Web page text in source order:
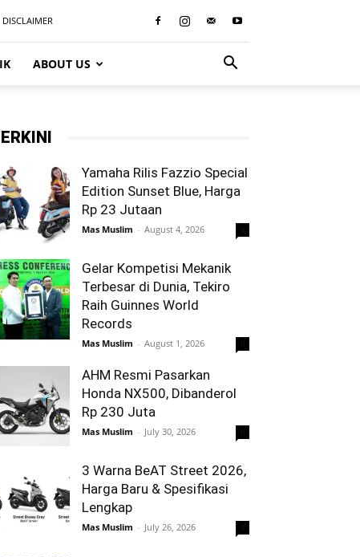
DISCLAIMER
ABOUT US
Yamaha Rilis Fazzio Special
Edition Sunset Blue, Harga
Rp 23 Jutaan
Mas Muslim - August 4, 2026
Gelar Kompetisi Mekanik
Terbesar di Dunia, Tekiro
Raih Guinnes World
Records
Mas Muslim - August 1, 2026
AHM Resmi Pasarkan
Honda NX500, Dibanderol
Rp 230 Juta
Mas Muslim - July 30, 2026
3 Warna BeAT Street 2026,
Harga Baru & Spesifikasi
Lengkap
Mas Muslim - July 26, 2026